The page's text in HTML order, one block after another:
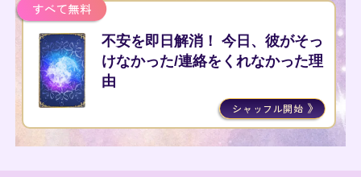
不安を即日解消！ 今日、彼がそっ
けなかった/連絡をくれなかった理
由
シャッフル開始
すべて無料